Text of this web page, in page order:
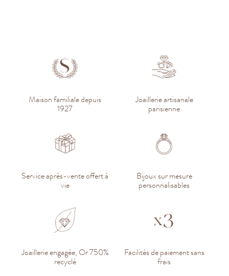
Maison familiale depuis
1927
Joaillerie artisanale
parisienne
Service après-vente offert à
vie
Bijoux sur mesure
personnalisables
Joaillerie engagée, Or 750%
recyclé
Facilités de paiement sans
frais